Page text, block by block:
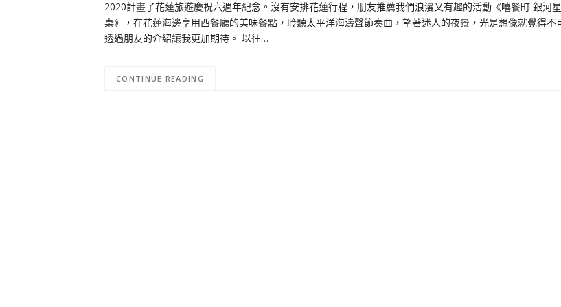
2020計畫了花蓮旅遊慶祝六週年紀念。沒有安排花蓮行程，朋友推薦我們浪漫又有趣的活動《嘻餐町 銀河
桌》，在花蓮海邊享用西餐廳的美味餐點，聆聽太平洋海濤聲節奏曲，望著迷人的夜景，光是想像就覺得不
透過朋友的介紹讓我更加期待。 以往…
CONTINUE READING